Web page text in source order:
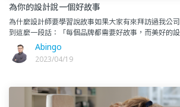
為你的設計說一個好故事
為什麼設計師要學習說故事如果大家有來拜訪過我公
到這麼一段話：「每個品牌都需要好故事，而美好的
因此說出好故事一直都是我在做設計時不忘的初衷。 設
Abingo
2023/04/19